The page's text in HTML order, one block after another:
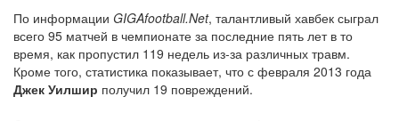
По информации GIGAfootball.Net, талантливый хавбек сыграл
всего 95 матчей в чемпионате за последние пять лет в то
время, как пропустил 119 недель из-за различных травм.
Кроме того, статистика показывает, что с февраля 2013 года
Джек Уилшир получил 19 повреждений.